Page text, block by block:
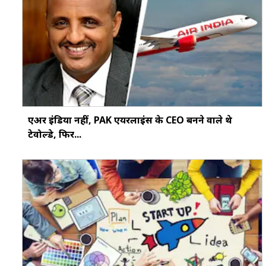
एअर इंडिया नहीं, PAK एयरलाइंस के CEO बनने वाले थे
टेवोल्डे, फिर...